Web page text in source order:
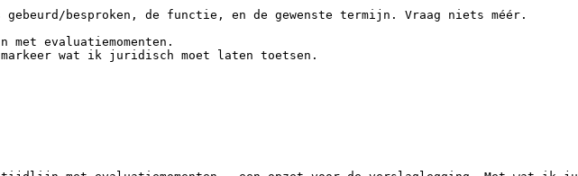
besproken, de functie, en de gewenste termijn. Vraag niets méér.
evaluatiemomenten.
wat ik juridisch moet laten toetsen.